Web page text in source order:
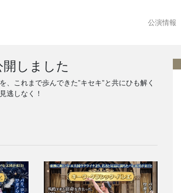
公演情報
開しました
これまで歩んできた”キセキ”と共にひも解く
逃しなく！